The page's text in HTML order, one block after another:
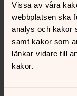
Vissa av våra
webbplatsen ska
analys och kakor
samt kakor som
länkar vidare till
kakor.
Bröllopet
Vid livets stora
symboler. De har
hjälper oss att